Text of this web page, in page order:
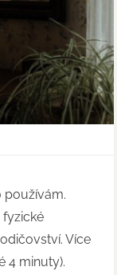
používám.
Více
4 minuty).